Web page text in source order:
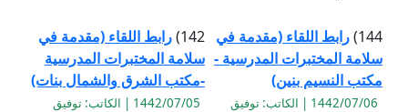
144) رابط اللقاء (مقدمة في
سلامة المختبرات المدرسية -
مكتب النسيم بنين)
1442/07/06 | الكاتب: توفيق
142) رابط اللقاء (مقدمة في
سلامة المختبرات المدرسية
-مكتب الشرق والشمال بنات)
1442/07/05 | الكاتب: توفيق